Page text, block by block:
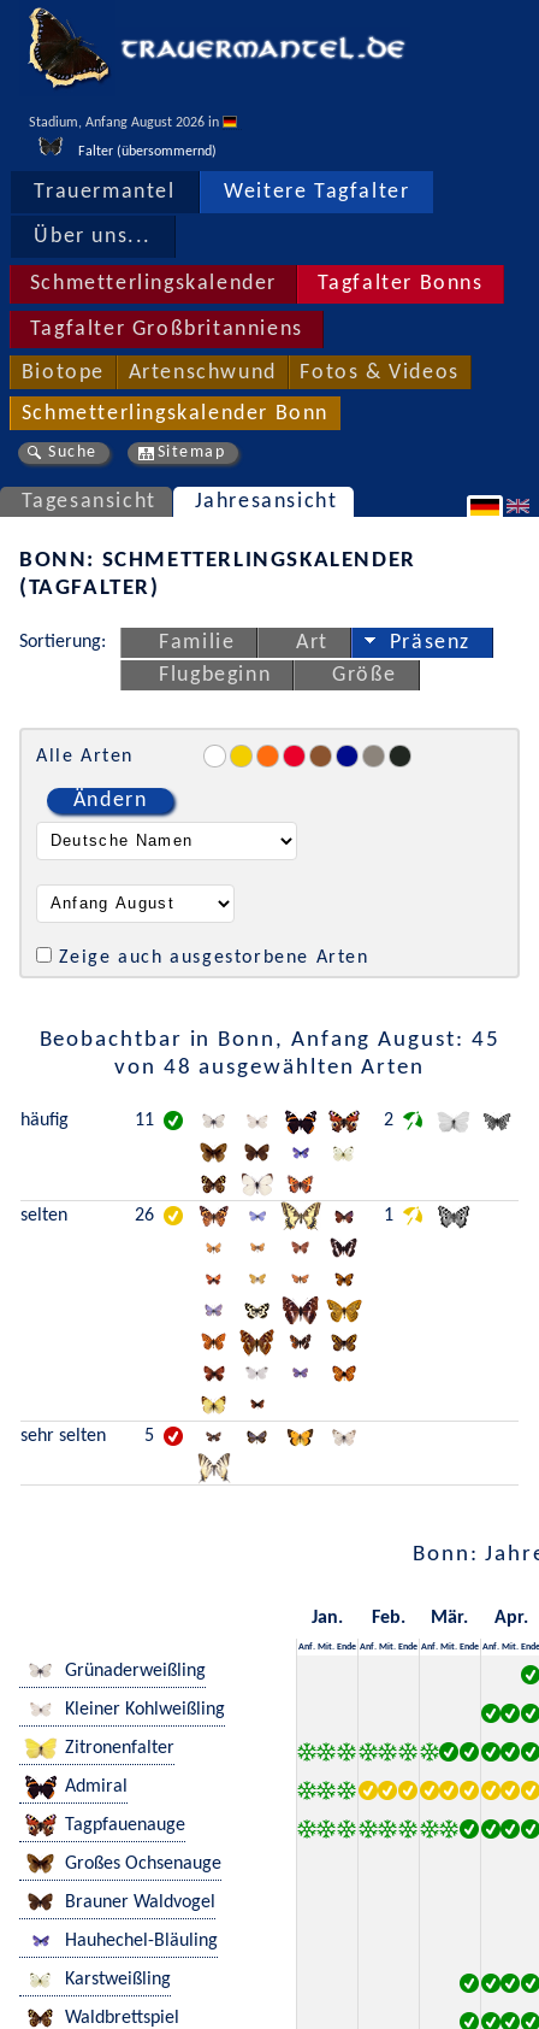
Stadium, Anfang August 2026 in
Falter (übersommernd)
Trauermantel Weitere Tagfalter
Über uns...
Schmetterlingskalender Tagfalter Bonns
Tagfalter Großbritanniens
Biotope Artenschwund Fotos & Videos
Schmetterlingskalender Bonn
Suche Sitemap
Tagesansicht Jahresansicht
BONN: SCHMETTERLINGSKALENDER
(TAGFALTER)
Sortierung: Familie Art
Präsenz
Flugbeginn
Größe
Alle Arten
Ändern
Zeige auch ausgestorbene Arten
Beobachtbar in Bonn, Anfang August: 45
von 48 ausgewählten Arten
häufig 11 2
selten 26 1
sehr selten 5
Bonn:
Jan. Feb. Mär. Apr.
Anf. Mit. Ende Anf. Mit. Ende Anf. Mit. Ende Anf. Mit. Ende
Grünaderweißling
Kleiner Kohlweißling
Zitronenfalter
Admiral
Tagpfauenauge
Großes Ochsenauge
Brauner Waldvogel
Hauhechel-Bläuling
Karstweißling
Waldbrettspiel